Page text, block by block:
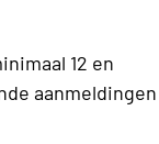
12 en
aanmeldingen